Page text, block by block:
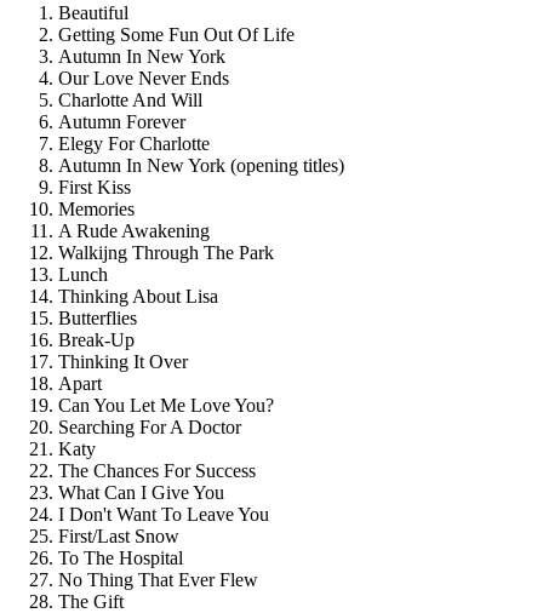
Beautiful
Getting Some Fun Out Of Life
Autumn In New York
Our Love Never Ends
Charlotte And Will
Autumn Forever
Elegy For Charlotte
Autumn In New York (opening titles)
First Kiss
Memories
A Rude Awakening
Walkijng Through The Park
Lunch
Thinking About Lisa
Butterflies
Break-Up
Thinking It Over
Apart
Can You Let Me Love You?
Searching For A Doctor
Katy
The Chances For Success
What Can I Give You
I Don't Want To Leave You
First/Last Snow
To The Hospital
No Thing That Ever Flew
The Gift